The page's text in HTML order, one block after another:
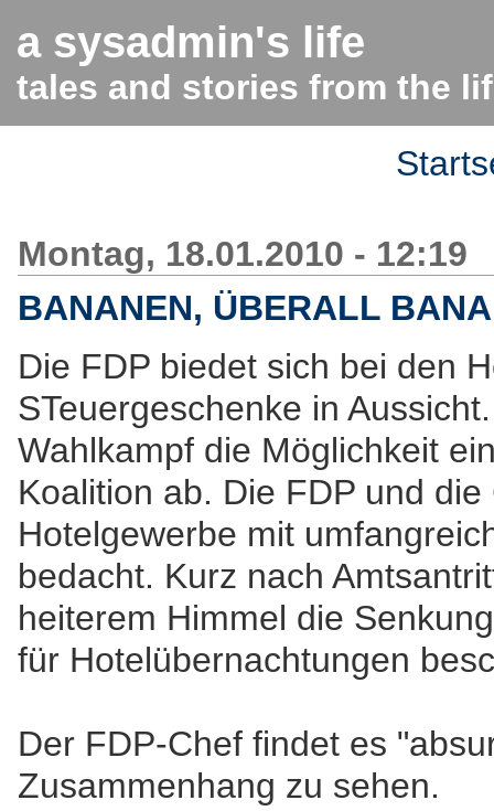
a sysadmin's life
tales and stories from the
Montag, 18.01.2010 - 12:19
BANANEN, ÜBERALL
Die FDP biedet sich bei den
STeuergeschenke in
Wahlkampf die Möglichkeit
Koalition ab. Die FDP und
Hotelgewerbe mit
bedacht. Kurz nach
heiterem Himmel die
für Hotelübernachtungen
Der FDP-Chef findet es
Zusammenhang zu sehen.